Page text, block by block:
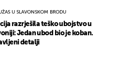
U SLAVONSKOM BRODU
razrješila teško ubojstvo u
Jedan ubod bio je koban.
detalji